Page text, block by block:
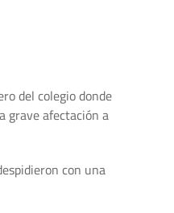
del colegio donde
grave afectación a
con una